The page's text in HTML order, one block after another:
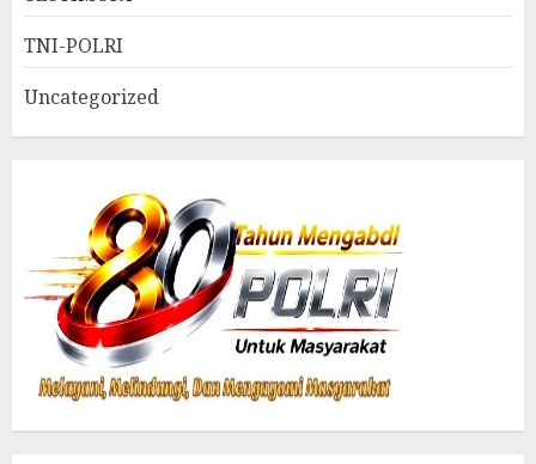
TNI-POLRI
Uncategorized